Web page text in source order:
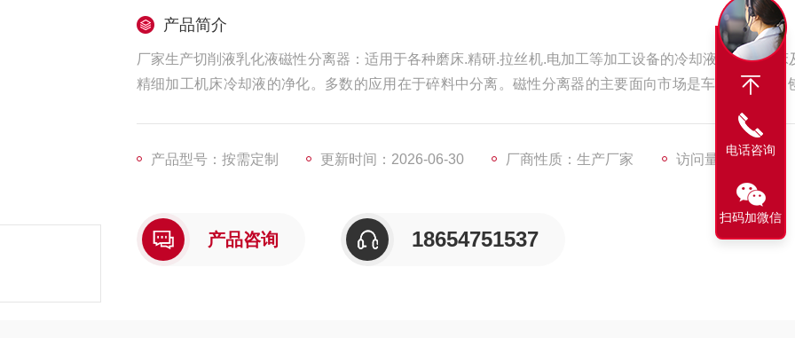
产品简介
厂家生产切削液乳化液磁性分离器：适用于各种磨床.精研.拉丝机.电加工等加工设备的冷却液净化，磨床
精细加工机床冷却液的净化。多数的应用在于碎料中分离。磁性分离器的主要面向市场是车床，磨床，
多，铝销就不可避免的产生的量越来越大，存在铁就无法合理使用，此时就需要磁性分离器分离。
产品型号：按需定制
更新时间：2026-06-30 厂商性质：生产厂家 访问量：4254
产品咨询 18654751537
电话咨询
扫码加微信